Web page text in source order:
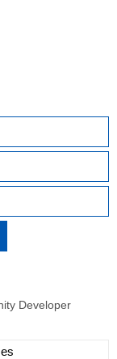
Developer